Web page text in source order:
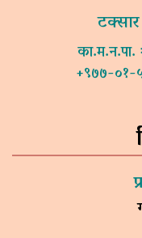
का.म.न.पा.
+९७७-०१-